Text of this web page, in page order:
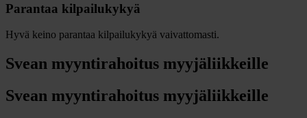
Parantaa kilpailukykyä
Hyvä keino parantaa kilpailukykyä vaivattomasti.
Svean myyntirahoitus myyjäliikkeille
Svean myyntirahoitus myyjäliikkeille